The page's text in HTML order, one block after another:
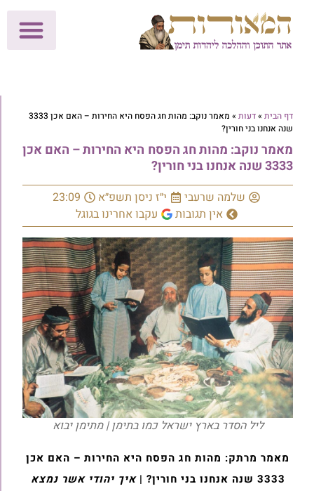
דף הבית »דעות »
מאמר נוקב: מהות חג הפסח היא החירות – האם אכן 3333
שנה אנחנו בני חורין?
מאמר נוקב: מהות חג הפסח היא החירות – האם אכן
3333 שנה אנחנו בני חורין?
שלמה שרעבי י״ז ניסן תשפ״א
23:09
אין תגובות
עקבו אחרינו בגוגל
ליל הסדר בארץ ישראל כמו בתימן | מתימן יבוא
מאמר מרתק: מהות חג הפסח היא החירות – האם אכן
3333 שנה אנחנו בני חורין? |
איך יהודי אשר נמצא